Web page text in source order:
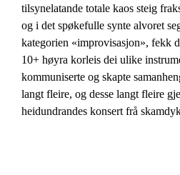
tilsynelatande totale kaos steig
og i det spøkefulle synte alvoret
kategorien «improvisasjon», fekk
10+ høyra korleis dei ulike
kommuniserte og skapte
langt fleire, og desse langt fleire
heidundrandes konsert frå